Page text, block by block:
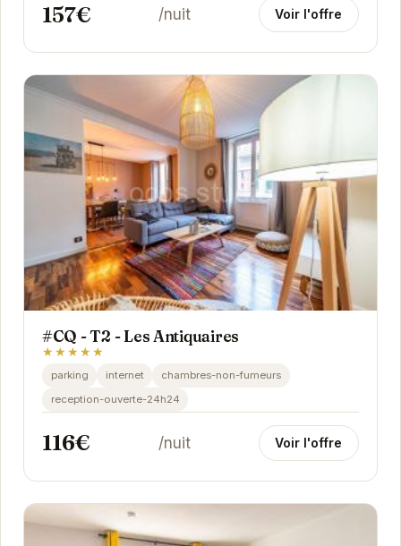
157€ /nuit Voir l'offre
#CQ - T2 - Les Antiquaires
★★★★★
parking internet
chambres-non-fumeurs
reception-ouverte-24h24
116€ /nuit Voir l'offre